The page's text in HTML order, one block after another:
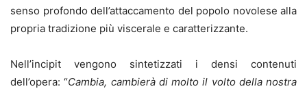
senso profondo dell’attaccamento del popolo novolese alla
propria tradizione più viscerale e caratterizzante.
Nell’incipit vengono sintetizzati i densi contenuti
dell’opera: “Cambia, cambierà di molto il volto della nostra